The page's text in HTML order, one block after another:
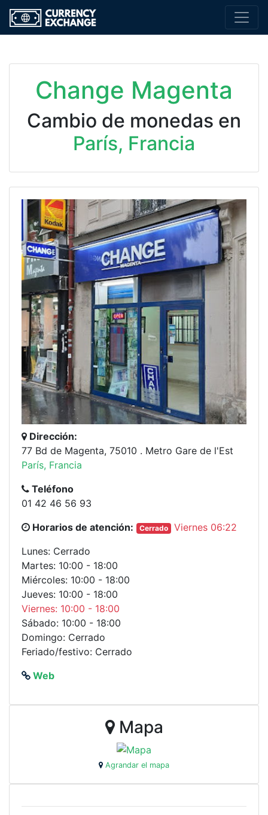
Change Magenta
Cambio de monedas en
París, Francia
Dirección:
77 Bd de Magenta, 75010 . Metro Gare de l'Est
París, Francia
Teléfono
01 42 46 56 93
Horarios de atención:
Cerrado
Viernes 06:22
Lunes: Cerrado
Martes: 10:00 - 18:00
Miércoles: 10:00 - 18:00
Jueves: 10:00 - 18:00
Viernes: 10:00 - 18:00
Sábado: 10:00 - 18:00
Domingo: Cerrado
Feriado/festivo: Cerrado
Web
Mapa
Agrandar el mapa